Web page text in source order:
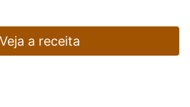
Veja a receita